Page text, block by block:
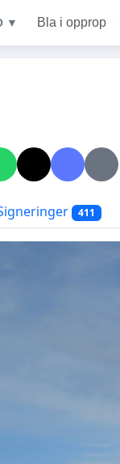
▼ Bla i opprop
411